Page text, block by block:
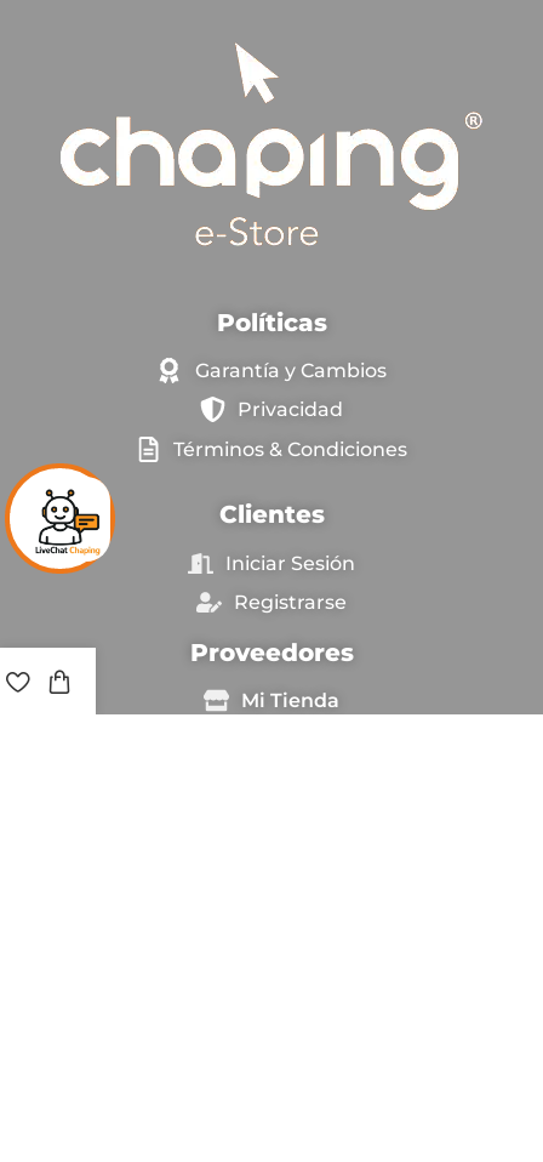
Políticas
Garantía y Cambios
Privacidad
Términos & Condiciones
Clientes
Iniciar Sesión
Registrarse
Proveedores
Mi Tienda